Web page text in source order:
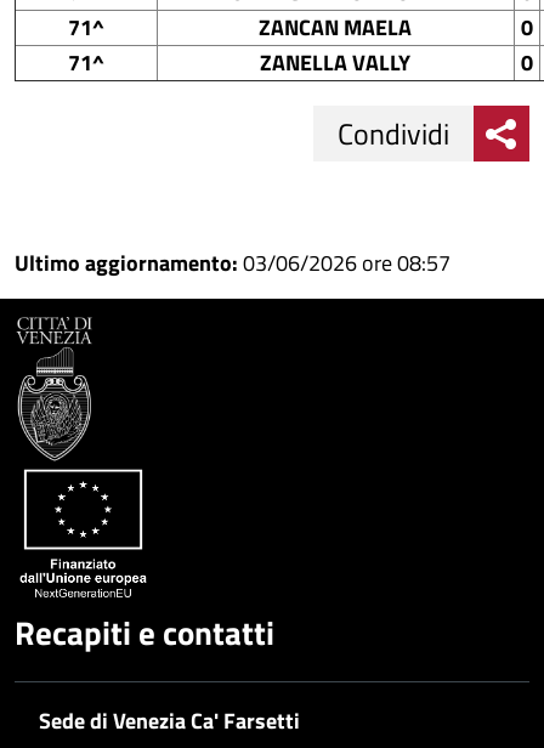
71^
ZANCAN MAELA
0
71^
ZANELLA VALLY 0
su
Facebook
Condividi
su
Condividi
Condividi
Ultimo aggiornamento:03/06/2026 ore 08:57
Recapiti e contatti
Sede di Venezia Ca' Farsetti